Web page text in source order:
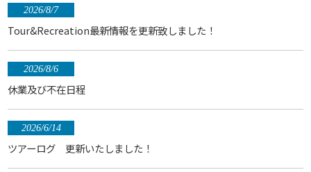
2026/8/7
Tour&Recreation最新情報を更新致しました！
2026/8/6
休業及び不在日程
2026/6/14
ツアーログ 更新いたしました！